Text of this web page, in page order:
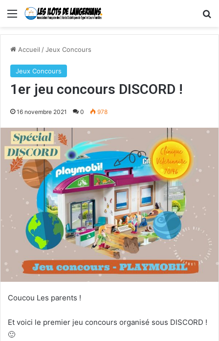
Menu
Accueil /Jeux Concours
Jeux Concours
1er jeu concours DISCORD !
16 novembre 2021 0 978
Coucou Les parents !
Et voici le premier jeu concours organisé sous DISCORD !
🙂